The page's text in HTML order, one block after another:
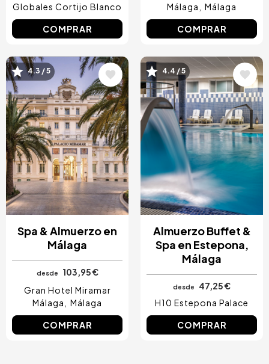
Globales Cortijo Blanco
COMPRAR
Málaga
Málaga
COMPRAR
Image
4.3 / 5
Spa & Almuerzo en
Málaga
desde
103,95 €
Gran Hotel Miramar
Málaga
Málaga
COMPRAR
Image
4.4 / 5
Almuerzo Buffet &
Spa en Estepona,
Málaga
desde
47,25 €
H10 Estepona Palace
COMPRAR